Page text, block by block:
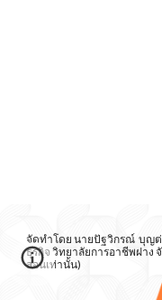
จัดทำโดย นายปัฐวิกรณ์ บุญต่
ธุรกิจ วิทยาลัยการอาชีพฝาง
สอนเท่านั้น)